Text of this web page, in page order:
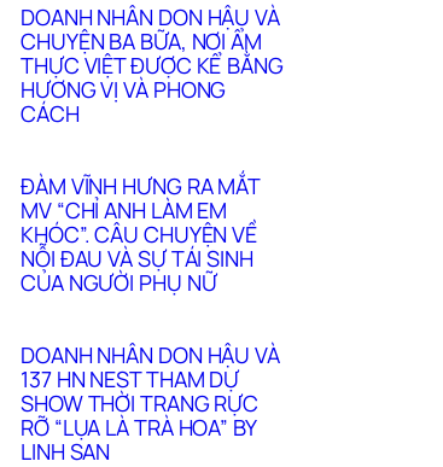
DOANH NHÂN DON HẬU VÀ
CHUYỆN BA BỮA, NƠI ẨM
THỰC VIỆT ĐƯỢC KỂ BẰNG
HƯƠNG VỊ VÀ PHONG
CÁCH
ĐÀM VĨNH HƯNG RA MẮT
MV “CHỈ ANH LÀM EM
KHÓC”. CÂU CHUYỆN VỀ
NỖI ĐAU VÀ SỰ TÁI SINH
CỦA NGƯỜI PHỤ NỮ
DOANH NHÂN DON HẬU VÀ
137 HN NEST THAM DỰ
SHOW THỜI TRANG RỰC
RỠ “LỤA LÀ TRÀ HOA” BY
LINH SAN